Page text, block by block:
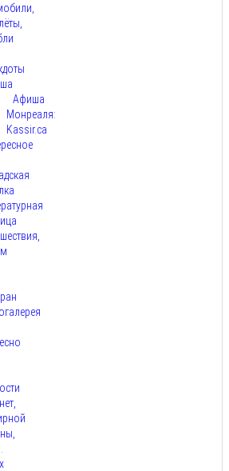
Афиша
Монреаля:
Kassir.ca